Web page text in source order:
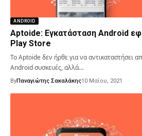
ANDROID
Aptoide: Εγκατάσταση Android
Play Store
Το Aptoide δεν ήρθε για να αντικαταστήσει
Android συσκευές, αλλά…
ByΠαναγιώτης Σακαλάκης10 Μαΐου, 2021